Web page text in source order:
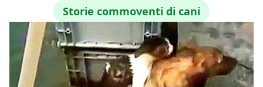
Storie commoventi di cani